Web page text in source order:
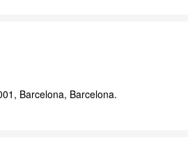
Barcelona, Barcelona.